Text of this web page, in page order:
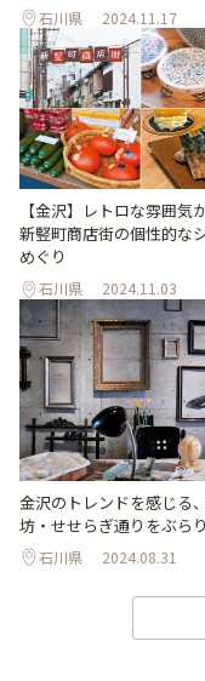
石川県 2024.11.17
【金沢】レトロな雰囲気
新竪町商店街の個性的な
めぐり
石川県 2024.11.03
金沢のトレンドを感じる
坊・せせらぎ通りをぶらり
石川県 2024.08.31